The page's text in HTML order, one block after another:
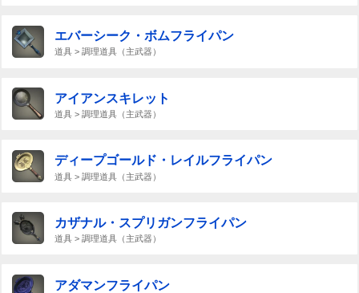
エバーシーク・ボムフライパン
道具 > 調理道具（主武器）
アイアンスキレット
道具 > 調理道具（主武器）
ディープゴールド・レイルフライパン
道具 > 調理道具（主武器）
カザナル・スプリガンフライパン
道具 > 調理道具（主武器）
アダマンフライパン